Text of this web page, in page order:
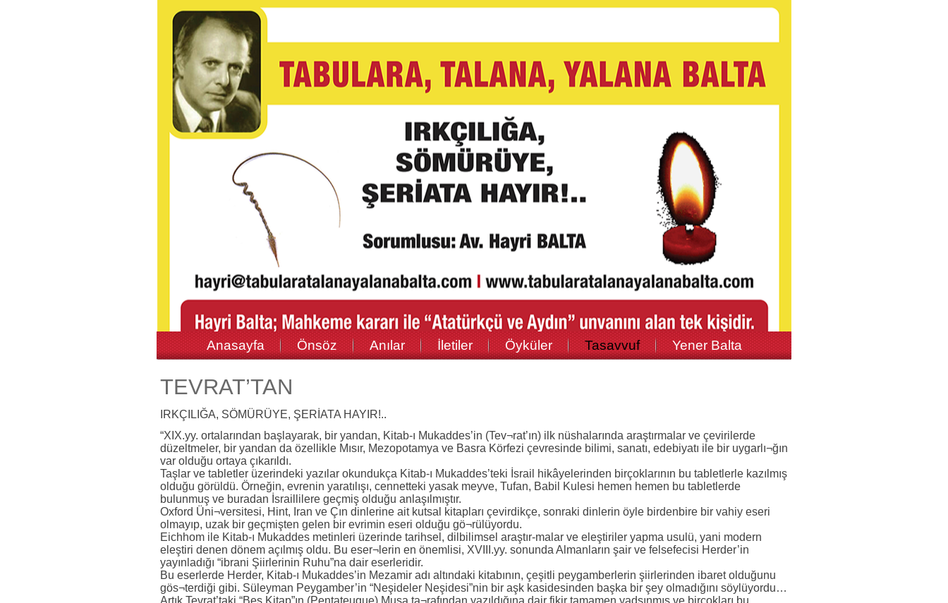
Anasayfa Önsöz Anılar İletiler Öyküler Tasavvuf Yener Balta
TEVRAT’TAN
IRKÇILIĞA, SÖMÜRÜYE, ŞERİATA HAYIR!..
“XIX.yy. ortalarından başlayarak, bir yandan, Kitab-ı Mukaddes’in (Tev¬rat’ın) ilk nüshalarında araştırmalar ve çevirilerde
düzeltmeler, bir yandan da özellikle Mısır, Mezopotamya ve Basra Körfezi çevresinde bilimi, sanatı, edebiyatı ile bir uygarlı¬ğın
var olduğu ortaya çıkarıldı.
Taşlar ve tabletler üzerindeki yazılar okundukça Kitab-ı Mukaddes’teki İsrail hikâyelerinden birçoklarının bu tabletlerle kazılmış
olduğu görüldü. Örneğin, evrenin yaratılışı, cennetteki yasak meyve, Tufan, Babil Kulesi hemen hemen bu tabletlerde
bulunmuş ve buradan İsraillilere geçmiş olduğu anlaşılmıştır.
Oxford Üni¬versitesi, Hint, Iran ve Çın dinlerine ait kutsal kitapları çevirdikçe, sonraki dinlerin öyle birdenbire bir vahiy eseri
olmayıp, uzak bir geçmişten gelen bir evrimin eseri olduğu gö¬rülüyordu.
Eichhom ile Kitab-ı Mukaddes metinleri üzerinde tarihsel, dilbilimsel araştır-malar ve eleştiriler yapma usulü, yani modern
eleştiri denen dönem açılmış oldu. Bu eser¬lerin en önemlisi, XVIII.yy. sonunda Almanların şair ve felsefecisi Herder’in
yayınladığı “ibrani Şiirlerinin Ruhu”na dair eserleridir.
Bu eserlerde Herder, Kitab-ı Mukaddes’in Mezamir adı altındaki kitabının, çeşitli peygamberlerin şiirlerinden ibaret olduğunu
gös¬terdiği gibi. Süleyman Peygamber’in “Neşideler Neşidesi”nin bir aşk kasidesinden başka bir şey olmadığını söylüyordu…
Artık Tevrat’taki “Beş Kitap”ın (Pentateuque) Musa ta¬rafından yazıldığına dair fikir tamamen yadsınmış ve birçokları bu